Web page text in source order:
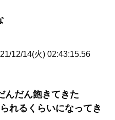
12/14(火) 02:43:15.56
んだん飽きてきた
れるくらいになってき